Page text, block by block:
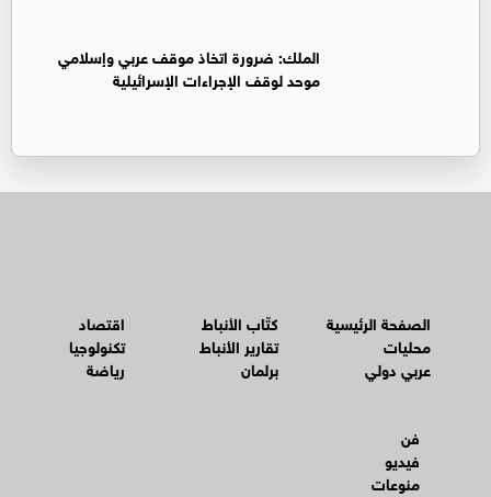
الملك: ضرورة اتخاذ موقف عربي وإسلامي
موحد لوقف الإجراءات الإسرائيلية
الصفحة الرئيسية
محليات
عربي دولي
كتّاب الأنباط
تقارير الأنباط
برلمان
اقتصاد
تكنولوجيا
رياضة
فن
فيديو
منوعات